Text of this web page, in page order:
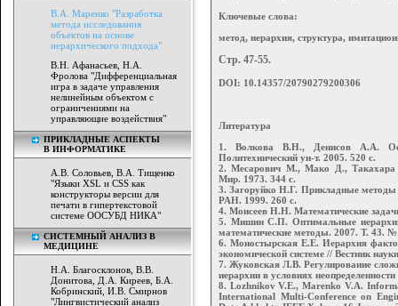
В.А. Маренко "Разработка
метода исследования
объектов на основе
иерархического подхода"
В.Н. Афанасьев, Н.А.
Фролова "Дифференциальная
игра в задаче управления
нелинейным объектом с
ограничениями на
управляющие воздействия"
ПРИКЛАДНЫЕ АСПЕКТЫ
В ИНФОРМАТИКЕ
А.В. Соловьев, В.А. Тищенко
"Языки XSL и CSS как
конструкторы версии для
печати в гипертекстовой
системе ООСУБД НИКА"
СИСТЕМНЫЙ АНАЛИЗ В
МЕДИЦИНЕ
Н.А. Благосклонов, В.В.
Донитова, Д.А. Киреев, Б.А.
Кобринский, И.В. Смирнов
"Лингвистический анализ
Ключевые слова:
метод, иерархия, структура,
Стр. 47-55.
DOI: 10.14357/20790279200306
Литература
1. Волкова В.Н., Денисов А.А.
Политехнический ун-т. 2005. 520 с.
2. Месарович М., Мако Д., Такахара
Мир. 1973. 344 с.
3. Загоруйко Н.Г. Прикладные
РАН. 1999. 260 с.
4. Моисеев Н.Н. Математические
5. Мишин С.П. Оптимальные
математические методы. 2007. Т. 43.
6. Моностырская Е.Е. Иерархия
экономической системе // Вестник
7. Жуковская Л.В. Регулирование
иерархии в условиях
8. Lozhnikov V.E., Marenko V.A.
International Multi-Conference on